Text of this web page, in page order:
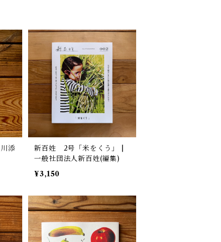
添
新百姓 2号「米をくう」 |
一般社団法人新百姓(編集)
¥3,150